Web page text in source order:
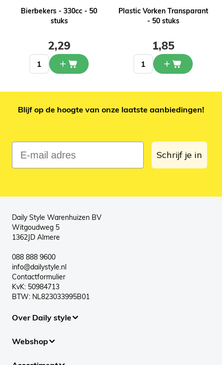
Bierbekers - 330cc - 50
stuks
2,29
Plastic Vorken Transparant
- 50 stuks
1,85
Blijf op de hoogte van onze laatste aanbiedingen!
E-mail adres
Schrijf je in
Daily Style Warenhuizen BV
Witgoudweg 5
1362JD Almere
088 888 9600
info@dailystyle.nl
Contactformulier
KvK: 50984713
BTW: NL823033995B01
Over Daily style
Webshop